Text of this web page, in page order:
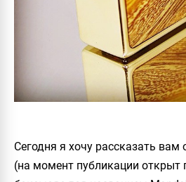
Сегодня я хочу рассказать
(на момент публикации открыт